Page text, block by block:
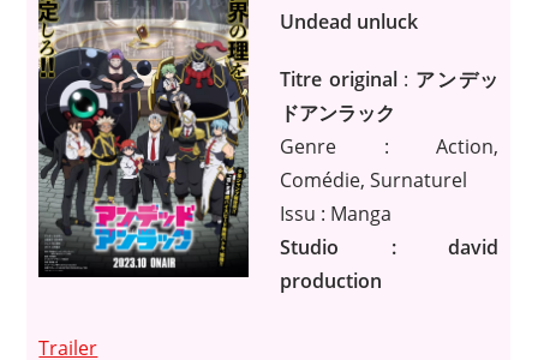
Undead unluck
Titre original: アンデッ
ドアンラック
Genre : Action,
Comédie, Surnaturel
Issu : Manga
Studio : david
production
Trailer